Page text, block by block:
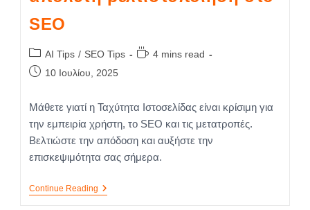
SEO
AI Tips / SEO Tips
4 mins read
10 Ιουλίου, 2025
Μάθετε γιατί η Ταχύτητα Ιστοσελίδας είναι κρίσιμη για
την εμπειρία χρήστη, το SEO και τις μετατροπές.
Βελτιώστε την απόδοση και αυξήστε την
επισκεψιμότητα σας σήμερα.
Continue Reading